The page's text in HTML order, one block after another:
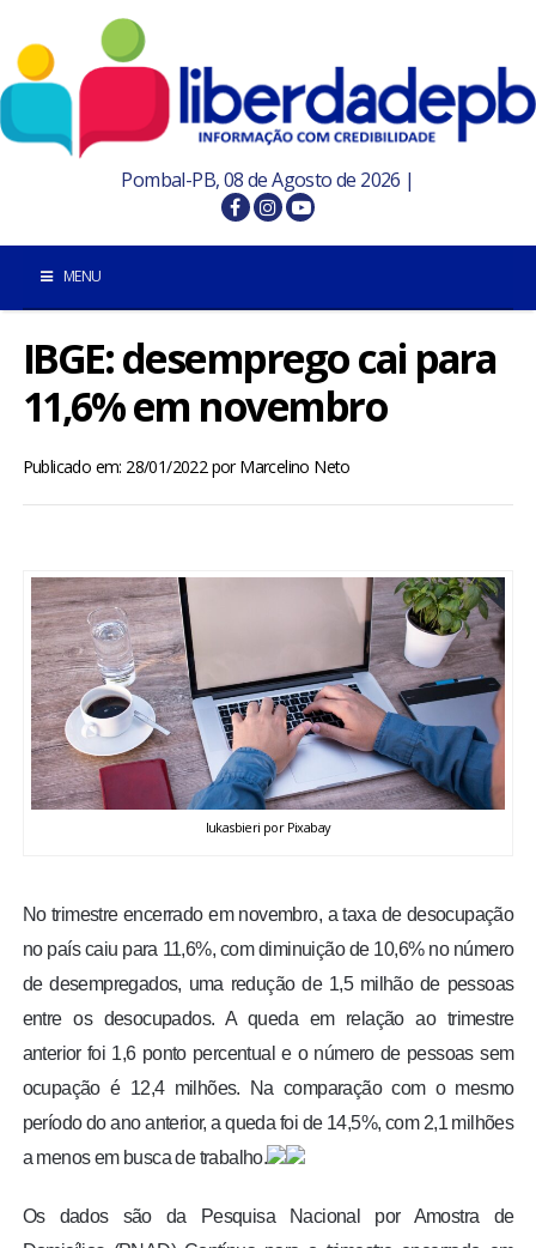
Pombal-PB, 08 de Agosto de 2026 |
MENU
INÍCIO
POMBAL E REGIÃO
PARAÍBA
MUNDO
ESPORTES
ENTRETENIMENTO
FOTOS
COLUNISTAS
IBGE: desemprego cai para
11,6% em novembro
Publicado em: 28/01/2022porMarcelino Neto
lukasbieri por Pixabay
No trimestre encerrado em novembro, a taxa de desocupação
no país caiu para 11,6%, com diminuição de 10,6% no número
de desempregados, uma redução de 1,5 milhão de pessoas
entre os desocupados. A queda em relação ao trimestre
anterior foi 1,6 ponto percentual e o número de pessoas sem
ocupação é 12,4 milhões. Na comparação com o mesmo
período do ano anterior, a queda foi de 14,5%, com 2,1 milhões
a menos em busca de trabalho.
Os dados são da Pesquisa Nacional por Amostra de